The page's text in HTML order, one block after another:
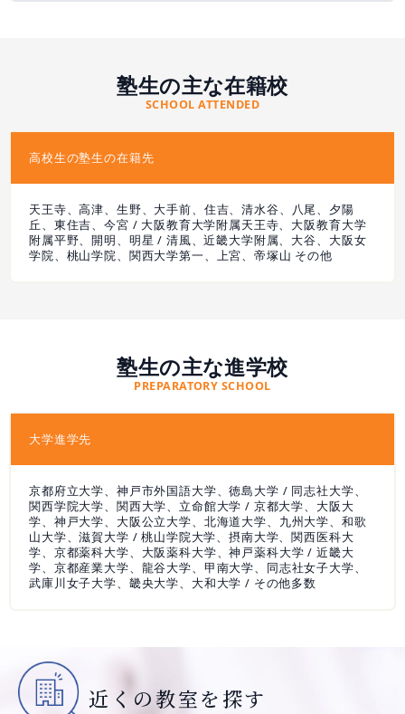
塾生の主な在籍校
SCHOOL ATTENDED
高校生の塾生の在籍先
天王寺、高津、生野、大手前、住吉、清水谷、八尾、夕陽
丘、東住吉、今宮 / 大阪教育大学附属天王寺、大阪教育大学
附属平野、開明、明星 / 清風、近畿大学附属、大谷、大阪女
学院、桃山学院、関西大学第一、上宮、帝塚山 その他
塾生の主な進学校
PREPARATORY SCHOOL
大学進学先
京都府立大学、神戸市外国語大学、徳島大学 / 同志社大学、
関西学院大学、関西大学、立命館大学 / 京都大学、大阪大
学、神戸大学、大阪公立大学、北海道大学、九州大学、和歌
山大学、滋賀大学 / 桃山学院大学、摂南大学、関西医科大
学、京都薬科大学、大阪薬科大学、神戸薬科大学 / 近畿大
学、京都産業大学、龍谷大学、甲南大学、同志社女子大学、
武庫川女子大学、畿央大学、大和大学 / その他多数
近くの教室を探す